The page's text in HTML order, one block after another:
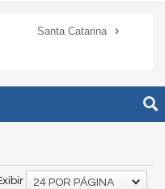
Santa Catarina
24 POR PÁGINA